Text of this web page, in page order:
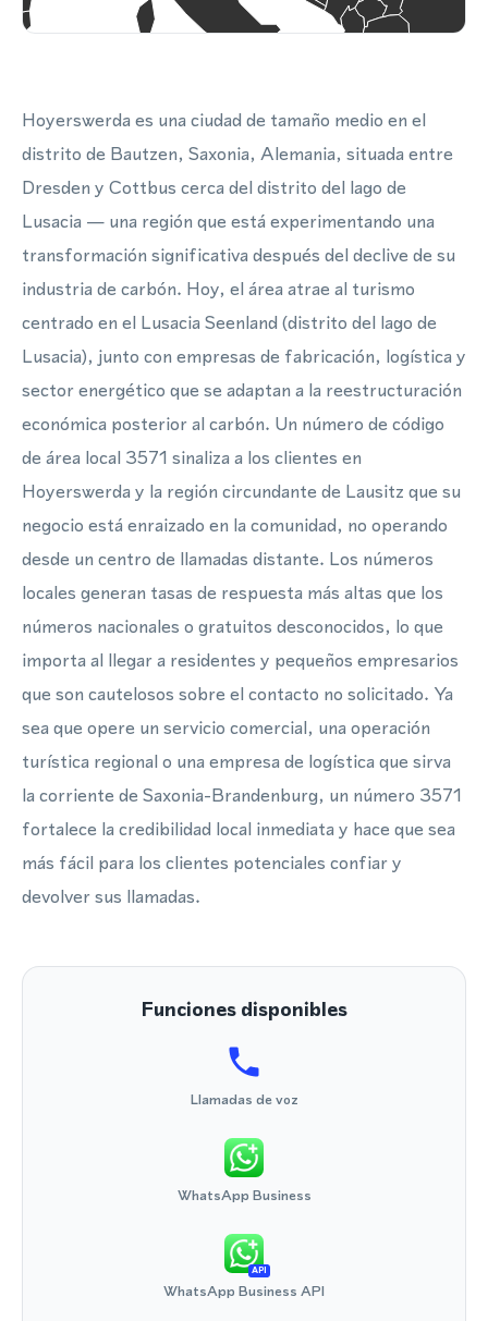
Hoyerswerda es una ciudad de tamaño medio en el
distrito de Bautzen, Saxonia, Alemania, situada entre
Dresden y Cottbus cerca del distrito del lago de
Lusacia — una región que está experimentando una
transformación significativa después del declive de su
industria de carbón. Hoy, el área atrae al turismo
centrado en el Lusacia Seenland (distrito del lago de
Lusacia), junto con empresas de fabricación, logística y
sector energético que se adaptan a la reestructuración
económica posterior al carbón. Un número de código
de área local 3571 sinaliza a los clientes en
Hoyerswerda y la región circundante de Lausitz que su
negocio está enraizado en la comunidad, no operando
desde un centro de llamadas distante. Los números
locales generan tasas de respuesta más altas que los
números nacionales o gratuitos desconocidos, lo que
importa al llegar a residentes y pequeños empresarios
que son cautelosos sobre el contacto no solicitado. Ya
sea que opere un servicio comercial, una operación
turística regional o una empresa de logística que sirva
la corriente de Saxonia-Brandenburg, un número 3571
fortalece la credibilidad local inmediata y hace que sea
más fácil para los clientes potenciales confiar y
devolver sus llamadas.
Funciones disponibles
Llamadas de voz
WhatsApp Business
API
WhatsApp Business API